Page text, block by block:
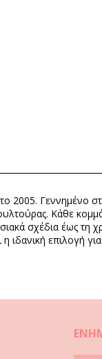
2005. Γεννημένο
Κάθε
σχέδια έως τη
ιδανική επιλογή